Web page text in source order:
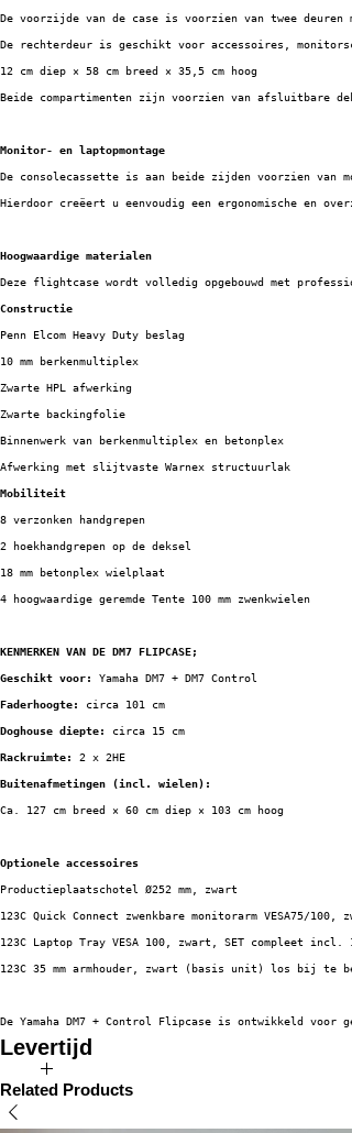
De voorzijde van de case is voorzien van twee deuren
De rechterdeur is geschikt voor accessoires,
12 cm diep × 58 cm breed × 35,5 cm hoog
Beide compartimenten zijn voorzien van afsluitbare
Monitor- en laptopmontage
De consolecassette is aan beide zijden voorzien van
Hierdoor creëert u eenvoudig een ergonomische en
Hoogwaardige materialen
Deze flightcase wordt volledig opgebouwd met
Constructie
Penn Elcom Heavy Duty beslag
10 mm berkenmultiplex
Zwarte HPL afwerking
Zwarte backingfolie
Binnenwerk van berkenmultiplex en betonplex
Afwerking met slijtvaste Warnex structuurlak
Mobiliteit
8 verzonken handgrepen
2 hoekhandgrepen op de deksel
18 mm betonplex wielplaat
4 hoogwaardige geremde Tente 100 mm zwenkwielen
KENMERKEN VAN DE DM7 FLIPCASE;
Geschikt voor: Yamaha DM7 + DM7 Control
Faderhoogte: circa 101 cm
Doghouse diepte: circa 15 cm
Rackruimte: 2 x 2HE
Buitenafmetingen (incl. wielen):
Ca. 127 cm breed × 60 cm diep × 103 cm hoog
Optionele accessoires
Productieplaatschotel Ø252 mm, zwart
123C Quick Connect zwenkbare monitorarm VESA75/
123C Laptop Tray VESA 100, zwart, SET compleet incl.
123C 35 mm armhouder, zwart (basis unit) los bij te
De Yamaha DM7 + Control Flipcase is ontwikkeld
Levertijd
De verwachte levertijd van dit product bedraagt 3 tot 5 weken.
Related Products